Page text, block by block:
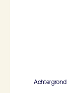
Achtergrond